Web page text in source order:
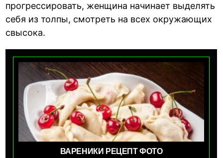
прогрессировать, женщина начинает выделять
себя из толпы, смотреть на всех окружающих
свысока.
ВАРЕНИКИ РЕЦЕПТ ФОТО